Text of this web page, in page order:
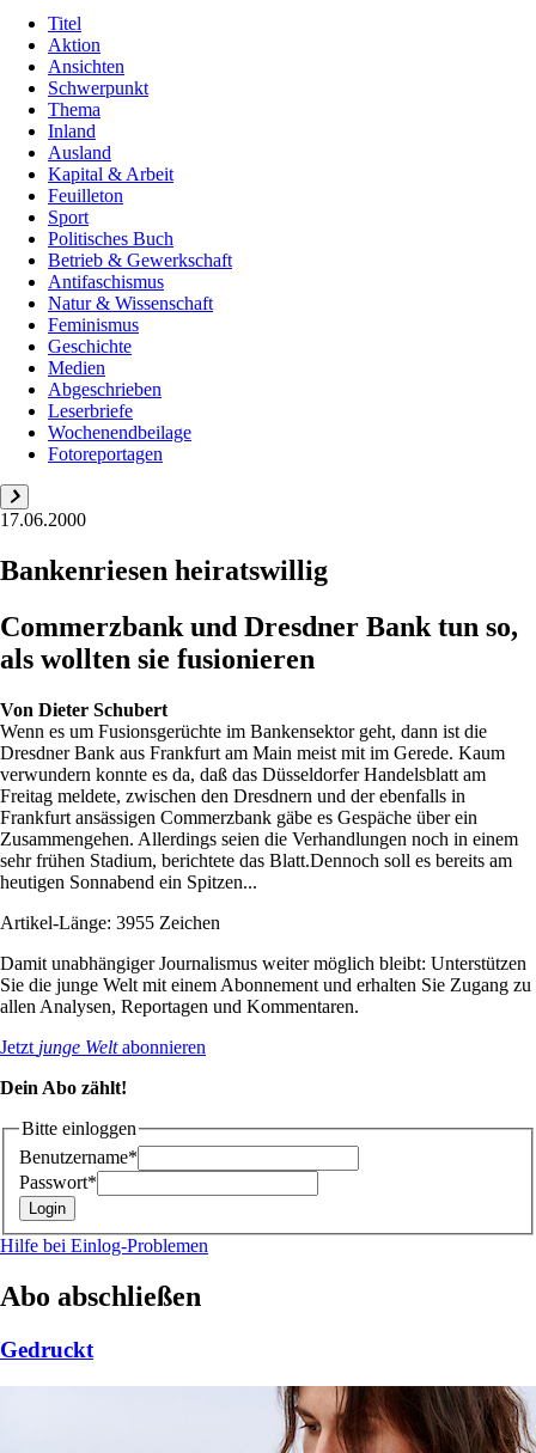
Titel
Aktion
Ansichten
Schwerpunkt
Thema
Inland
Ausland
Kapital & Arbeit
Feuilleton
Sport
Politisches Buch
Betrieb & Gewerkschaft
Antifaschismus
Natur & Wissenschaft
Feminismus
Geschichte
Medien
Abgeschrieben
Leserbriefe
Wochenendbeilage
Fotoreportagen
17.06.2000
Bankenriesen heiratswillig
Commerzbank und Dresdner Bank tun so,
als wollten sie fusionieren
Von Dieter Schubert
Wenn es um Fusionsgerüchte im Bankensektor geht, dann ist die
Dresdner Bank aus Frankfurt am Main meist mit im Gerede. Kaum
verwundern konnte es da, daß das Düsseldorfer Handelsblatt am
Freitag meldete, zwischen den Dresdnern und der ebenfalls in
Frankfurt ansässigen Commerzbank gäbe es Gespäche über ein
Zusammengehen. Allerdings seien die Verhandlungen noch in einem
sehr frühen Stadium, berichtete das Blatt.Dennoch soll es bereits am
heutigen Sonnabend ein Spitzen...
Artikel-Länge: 3955 Zeichen
Damit unabhängiger Journalismus weiter möglich bleibt: Unterstützen
Sie die junge Welt mit einem Abonnement und erhalten Sie Zugang zu
allen Analysen, Reportagen und Kommentaren.
Jetzt junge Weltabonnieren
Dein Abo zählt!
Bitte einloggen
Benutzername*
Passwort*
Hilfe bei Einlog-Problemen
Abo abschließen
Gedruckt